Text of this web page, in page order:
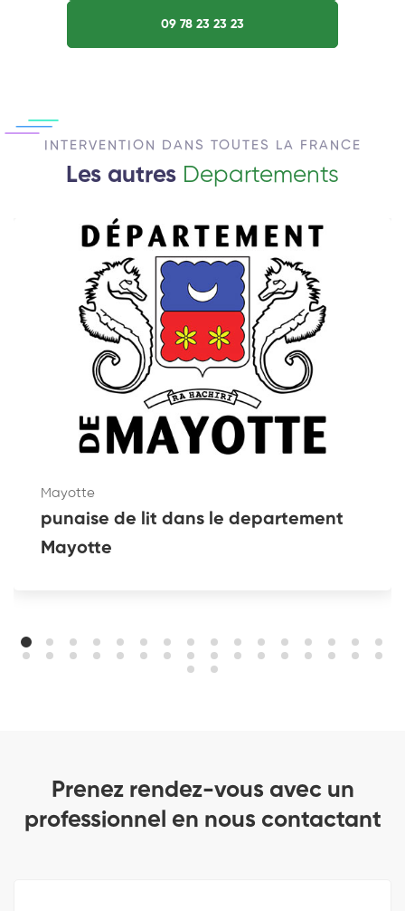
09 78 23 23 23
INTERVENTION DANS TOUTES LA FRANCE
Les autres Departements
Mayotte
punaise de lit dans le departement
Mayotte
Prenez rendez-vous avec un
professionnel en nous contactant